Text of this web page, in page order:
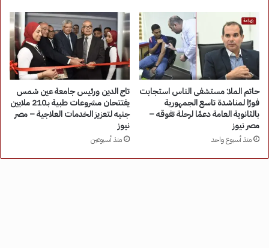
حاتم الملا: مستشفى الناس استجابت
فورًا لمناشدة تاسع الجمهورية
بالثانوية العامة دعمًا لرحلة تفوقه –
مصر نيوز
منذ أسبوع واحد
تاج الدين ورئيس جامعة عين شمس
يفتتحان مشروعات طبية بـ210 ملايين
جنيه لتعزيز الخدمات العلاجية – مصر
نيوز
منذ أسبوعين